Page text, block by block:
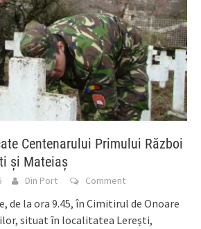
Centenarului Primului Război
și Mateiaș
Din Port Comment
de la ora 9.45, în Cimitirul de Onoare
situat în localitatea Lerești,